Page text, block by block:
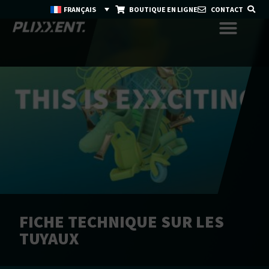
FRANÇAIS BOUTIQUE EN LIGNE CONTACT
FICHE TECHNIQUE SUR LES
TUYAUX